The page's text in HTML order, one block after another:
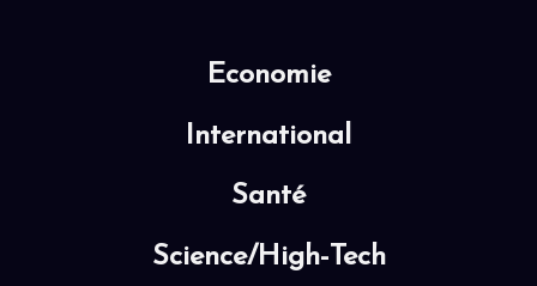
Economie
International
Santé
Science/High-Tech